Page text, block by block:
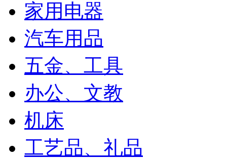
家用电器
汽车用品
五金、工具
办公、文教
机床
工艺品、礼品